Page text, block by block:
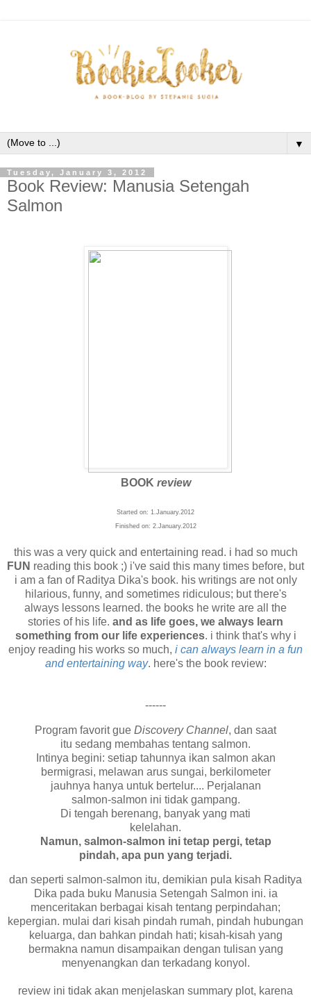
▼
Tuesday, January 3, 2012
Book Review: Manusia Setengah
Salmon
BOOK review
Started on: 1.January.2012
Finished on: 2.January.2012
this was a very quick and entertaining read. i had so much
FUN reading this book ;) i've said this many times before, but
i am a fan of Raditya Dika's book. his writings are not only
hilarious, funny, and sometimes ridiculous; but there's
always lessons learned. the books he write are all the
stories of his life. and as life goes, we always learn
something from our life experiences. i think that's why i
enjoy reading his works so much, i can always learn in a fun
and entertaining way. here's the book review:
------
Program favorit gue Discovery Channel, dan saat
itu sedang membahas tentang salmon.
Intinya begini: setiap tahunnya ikan salmon akan
bermigrasi, melawan arus sungai, berkilometer
jauhnya hanya untuk bertelur.... Perjalanan
salmon-salmon ini tidak gampang.
Di tengah berenang, banyak yang mati
kelelahan.
Namun, salmon-salmon ini tetap pergi, tetap
pindah, apa pun yang terjadi.
dan seperti salmon-salmon itu, demikian pula kisah Raditya
Dika pada buku Manusia Setengah Salmon ini. ia
menceritakan berbagai kisah tentang perpindahan;
kepergian. mulai dari kisah pindah rumah, pindah hubungan
keluarga, dan bahkan pindah hati; kisah-kisah yang
bermakna namun disampaikan dengan tulisan yang
menyenangkan dan terkadang konyol.
review ini tidak akan menjelaskan summary plot, karena